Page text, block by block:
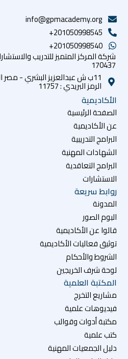
info@gpmacademy.org
201050998545+
201050998540+
شركة المركز المتميز للتدريب
170437
11ب ش عبدالعزيز البشري -
الرمز البريدي : 11757
الأكاديمية
الصفحة الرئيسية
عن الأكاديمية
البرامج التدريبية
الشهادات المهنية
البرامج التعاقدية
الاستشارات
روابط سريعة
المدونة
البوم الصور
قالوا عن الأكاديمية
توثيق فعاليات الأكاديمية
الشروط والأحكام
لوحة شرف الخريجين
المكتبة العلمية
مشاريع التخرج
فيديوهات علمية
مكتبة أدوات وقوالب
كتب علمية
دليل الجمعيات المهنية